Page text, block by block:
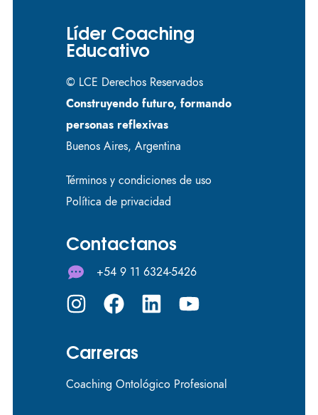
Líder Coaching
Educativo
© LCE Derechos Reservados
Construyendo futuro, formando
personas reflexivas
Buenos Aires, Argentina
Términos y condiciones de uso
Política de privacidad
Contactanos
+54 9 11 6324-5426
Carreras
Coaching Ontológico Profesional